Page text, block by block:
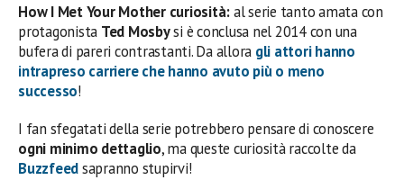
How I Met Your Mother curiosità:al serie tanto amata con
protagonista Ted Mosbysi è conclusa nel 2014 con una
bufera di pareri contrastanti. Da allora gli attori hanno
intrapreso carriere che hanno avuto più o meno
successo!
I fan sfegatati della serie potrebbero pensare di conoscere
ogni minimo dettaglio, ma queste curiosità raccolte da
Buzzfeedsapranno stupirvi!